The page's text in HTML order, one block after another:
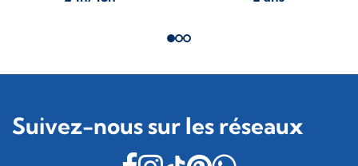
Suivez-nous sur les réseaux